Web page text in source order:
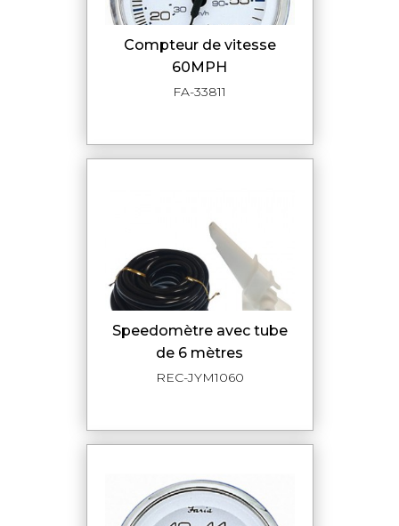
compteur de vitesse
60MPH
FA-33811
speedomètre avec tube
de 6 mètres
REC-JYM1060